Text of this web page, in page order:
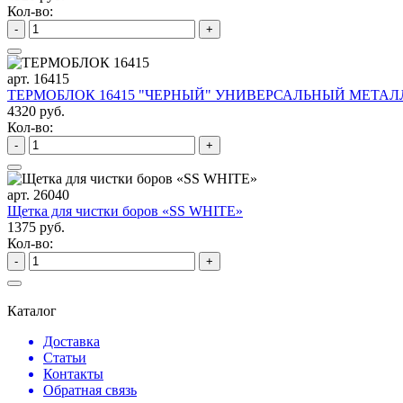
Кол-во:
- +
арт. 16415
ТЕРМОБЛОК 16415 "ЧЕРНЫЙ" УНИВЕРСАЛЬНЫЙ
4320 руб.
Кол-во:
- +
арт. 26040
Щетка для чистки боров «SS WHITE»
1375 руб.
Кол-во:
- +
Каталог
Доставка
Статьи
Контакты
Обратная связь